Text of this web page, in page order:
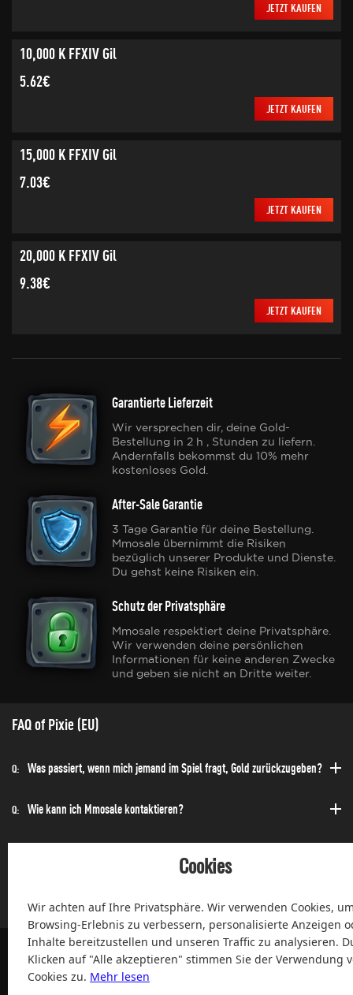
JETZT KAUFEN
10,000 K FFXIV Gil
5.62€
JETZT KAUFEN
15,000 K FFXIV Gil
7.03€
JETZT KAUFEN
20,000 K FFXIV Gil
9.38€
JETZT KAUFEN
Garantierte Lieferzeit
Wir versprechen dir, deine Gold-
Bestellung in 2 h , Stunden zu liefern.
Andernfalls bekommst du 10% mehr
kostenloses Gold.
After-Sale Garantie
3 Tage Garantie für deine Bestellung.
Mmosale übernimmt die Risiken
bezüglich unserer Produkte und Dienste.
Du gehst keine Risiken ein.
Schutz der Privatsphäre
Mmosale respektiert deine Privatsphäre.
Wir verwenden deine persönlichen
Informationen für keine anderen Zwecke
und geben sie nicht an Dritte weiter.
FAQ of Pixie (EU)
Q: Was passiert, wenn mich jemand im Spiel fragt, Gold zurückzugeben?
Q: Wie kann ich Mmosale kontaktieren?
Cookies
Wir achten auf Ihre Privatsphäre. Wir verwenden Cookies,
Browsing-Erlebnis zu verbessern, personalisierte Anzeigen
Inhalte bereitzustellen und unseren Traffic zu analysieren.
Klicken auf "Alle akzeptieren" stimmen Sie der Verwendung
Cookies zu. Mehr lesen
100% Zufriedenheit und After-Sale Garantie Service seit 2004